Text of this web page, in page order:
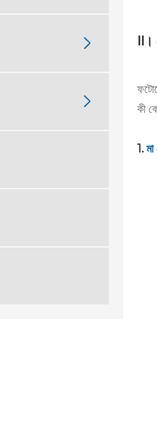


Ⅱ।
কী
1.মা